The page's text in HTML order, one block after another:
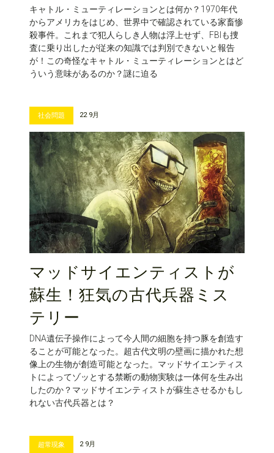
キャトル・ミューティレーションとは何か？1970年代
からアメリカをはじめ、世界中で確認されている家畜惨
殺事件。これまで犯人らしき人物は浮上せず、FBIも捜
査に乗り出したが従来の知識では判別できないと報告
が！この奇怪なキャトル・ミューティレーションとはど
ういう意味があるのか？謎に迫る
社会問題 22 9月
マッドサイエンティストが
蘇生！狂気の古代兵器ミス
テリー
DNA遺伝子操作によって今人間の細胞を持つ豚を創造す
ることが可能となった。超古代文明の壁画に描かれた想
像上の生物が創造可能となった。マッドサイエンティス
トによってゾッとする禁断の動物実験は一体何を生み出
したのか？マッドサイエンティストが蘇生させるかもし
れない古代兵器とは？
超常現象 2 9月